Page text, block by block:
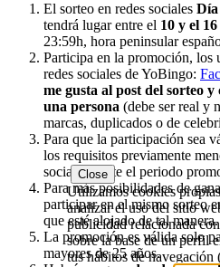
El sorteo en redes sociales Día
tendrá lugar entre el 10 y el
23:59h, hora peninsular
Participa en la promoción, los
redes sociales de YoBingo:
me gusta al post del sorteo y
una persona (debe ser real y
marcas, duplicados o de
Para que la participación sea
los requisitos previamente
social durante el periodo
Para más posibilidades de
participar en el mismo sorteo
que esté alojado de tal manera.
La promoción es válida solo
mayores de 25 años.
Close
Utilizamos cookies
analizar el uso del sitio
publicidad relacionada
sobre la base de un perfil
tus hábitos de navegación